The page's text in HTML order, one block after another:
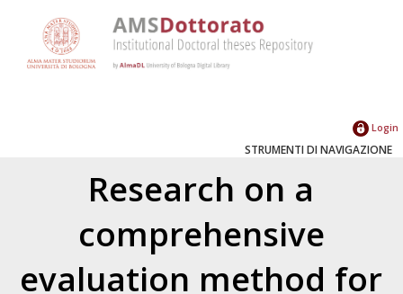
Login
STRUMENTI DI NAVIGAZIONE
Research on a
comprehensive
evaluation method for